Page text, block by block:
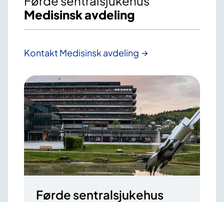
Medisinsk avdeling
Kontakt Medisinsk avdeling
Førde sentralsjukehus